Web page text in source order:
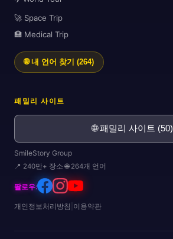
🚀 Space Trip
🏥 Medical Trip
🌐 내 언어 찾기 (264)
패밀리 사이트
🌐 패밀리 사이트 (50)
SmileStory Group
📍 240만+ 장소 🌐 264개 언어
팔로우:
개인정보처리방침 이용약관